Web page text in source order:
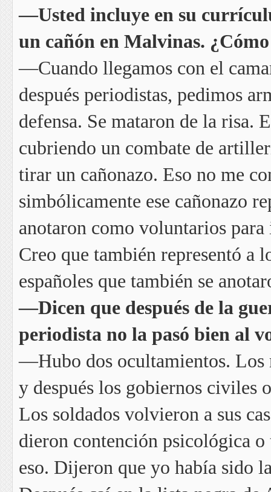
—Usted incluye en su
un cañón en Malvinas. ¿Cómo
—Cuando llegamos con el
después periodistas, pedimos
defensa. Se mataron de la risa.
cubriendo un combate de
tirar un cañonazo. Eso no me
simbólicamente ese cañonazo
anotaron como voluntarios
Creo que también representó a
españoles que también se
—Dicen que después de la
periodista no la pasó bien al
—Hubo dos ocultamientos. Los
y después los gobiernos civiles
Los soldados volvieron a sus
dieron contención psicológica
eso. Dijeron que yo había sido